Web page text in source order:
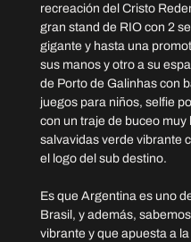
recreación del Cristo
gran stand de RIO con 2
gigante y hasta una
sus manos y otro a su
de Porto de Galinhas con
juegos para niños, selfie
con un traje de buceo
salvavidas verde vibrante
el logo del sub destino.
Es que Argentina es uno
Brasil, y además,
vibrante y que apuesta a